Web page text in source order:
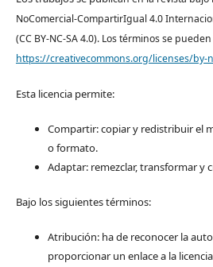
NoComercial-CompartirIgual 4.0
(CC BY-NC-SA 4.0). Los términos se
https://creativecommons.org/licenses/by-
Esta licencia permite:
Compartir: copiar y redistribuir el
o formato.
Adaptar: remezclar, transformar y
Bajo los siguientes términos:
Atribución: ha de reconocer la
proporcionar un enlace a la